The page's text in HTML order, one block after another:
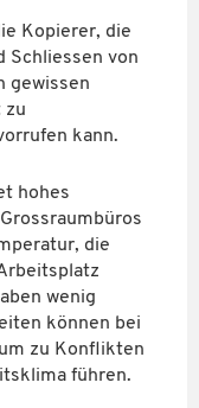
Kopierer, die
Schliessen von
gewissen
zu
kann.
hohes
die
wenig
können bei
zu Konflikten
führen.